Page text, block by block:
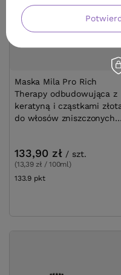
Maska Mila Pro Rich
Therapy odbudowująca z
keratyną i cząstkami
do włosów zniszczonych
133,90 zł / szt.
(13,39 zł / 100ml)
133.9 pktpunktów